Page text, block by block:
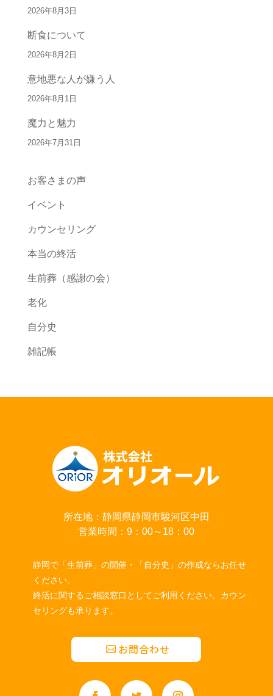
2026年8月3日
断食について
2026年8月2日
意地悪な人が嫌う人
2026年8月1日
魔力と魅力
2026年7月31日
お客さまの声
イベント
カウンセリング
本当の終活
生前葬（感謝の会）
老化
自分史
雑記帳
所在地：静岡県静岡市駿河区中田
営業時間：9：00～18：00
静岡で「生前葬」の開催・「自分史」の作成ならお任せ
ください。
終活に関するご相談窓口としてご利用ください。カウン
セリングも承ります。
お問合わせ